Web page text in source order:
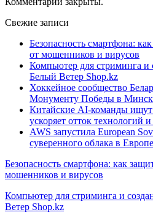
Свежие записи
Безопасность смартфона:
от мошенников и вирусов
Компьютер для стриминга и
Белый Ветер Shop.kz
Хоккейное сообщество
Монументу Победы в
Китайские AI-команды
ускоряет отток технологий
AWS запустила European
суверенного облака в Европе
Безопасность смартфона: как
мошенников и вирусов
Компьютер для стриминга и
Ветер Shop.kz